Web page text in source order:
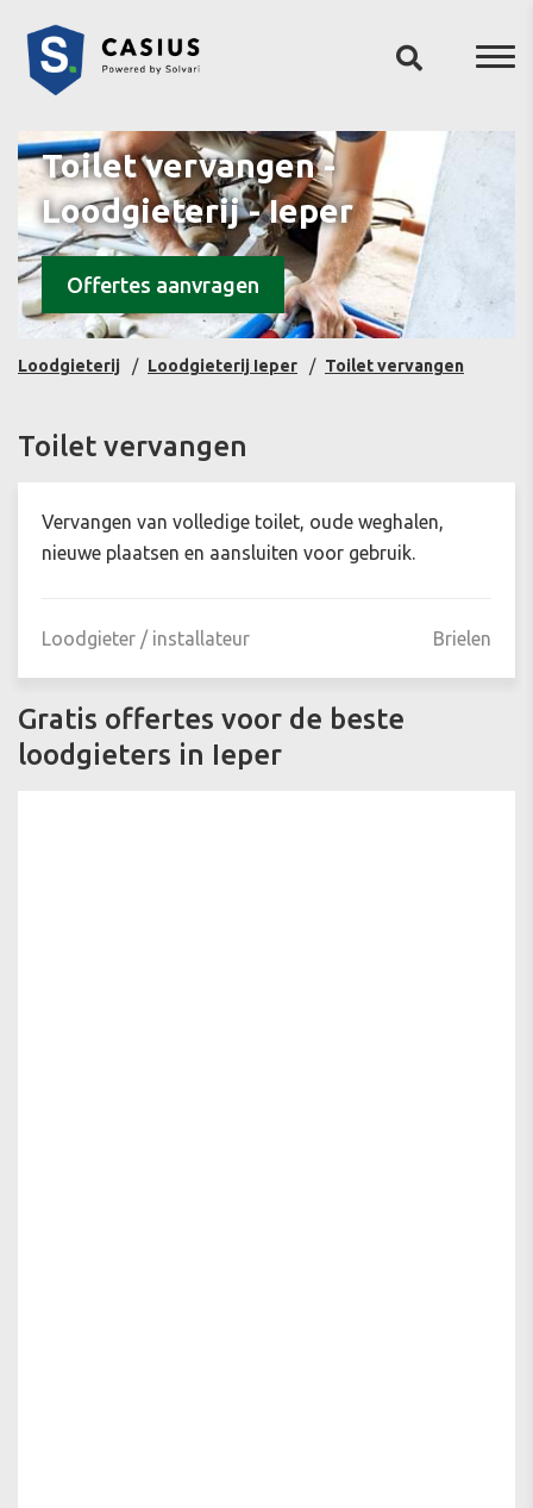
Toilet vervangen -
Loodgieterij - Ieper
Offertes aanvragen
Loodgieterij Loodgieterij Ieper Toilet vervangen
Toilet vervangen
Vervangen van volledige toilet, oude weghalen,
nieuwe plaatsen en aansluiten voor gebruik.
Loodgieter / installateur Brielen
Gratis offertes voor de beste
loodgieters in Ieper